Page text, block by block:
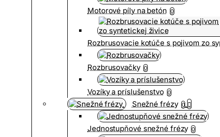
Motorové píly na betón 0
Rozbrusovacie kotúče s pojivom zo
Rozbrusovačky 0
Vozíky a príslušenstvo 0
Snežné frézy 0
Jednostupňové snežné frézy 0